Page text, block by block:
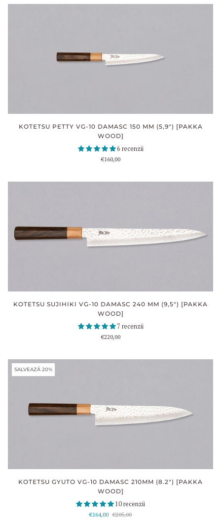
KOTETSU PETTY VG-10 DAMASC 150 MM (5,9") [PAKKA
WOOD]
6 recenzii
€160,00
KOTETSU SUJIHIKI VG-10 DAMASC 240 MM (9,5") [PAKKA
WOOD]
7 recenzii
€220,00
SALVEAZĂ 20%
KOTETSU GYUTO VG-10 DAMASC 210MM (8.2") [PAKKA
WOOD]
10 recenzii
€164,00 €205,00